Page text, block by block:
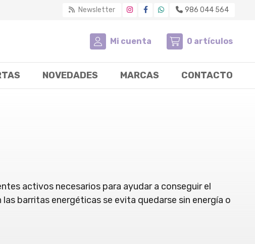
Newsletter 986 044 564
Mi cuenta 0 artículos
NOVEDADES MARCAS CONTACTO
activos necesarios para ayudar a conseguir el
barritas energéticas se evita quedarse sin energía o